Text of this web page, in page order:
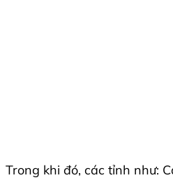
Trong khi đó, các tỉnh như: